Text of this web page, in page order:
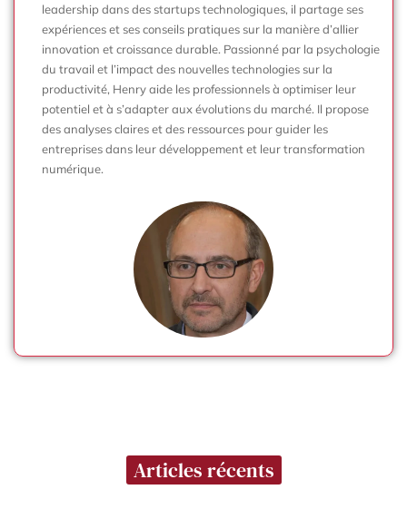
leadership dans des startups technologiques, il partage ses
expériences et ses conseils pratiques sur la manière d’allier
innovation et croissance durable. Passionné par la psychologie
du travail et l’impact des nouvelles technologies sur la
productivité, Henry aide les professionnels à optimiser leur
potentiel et à s’adapter aux évolutions du marché. Il propose
des analyses claires et des ressources pour guider les
entreprises dans leur développement et leur transformation
numérique.
Articles récents